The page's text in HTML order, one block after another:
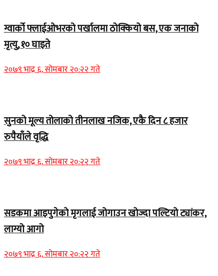
ग्वार्को फ्लाईओभरको पर्खालमा ठोक्कियो बस, एक जनाको
मृत्यु, १० घाइते
२०७९ भाद्र ६, सोमबार २०:२२ गते
सुनको मूल्य तोलाको तीनलाख नजिक, एकै दिन ८ हजार
रुपैयाँले वृद्धि
२०७९ भाद्र ६, सोमबार २०:२२ गते
सडकमा आइपुगेको मृगलाई जोगाउन खोज्दा पल्टियो ट्यांकर,
लाग्यो आगो
२०७९ भाद्र ६, सोमबार २०:२२ गते